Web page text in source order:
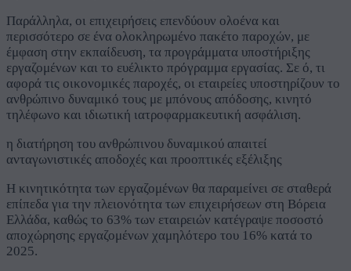
Παράλληλα, οι επιχειρήσεις επενδύουν ολοένα και
περισσότερο σε ένα ολοκληρωμένο πακέτο παροχών, με
έμφαση στην εκπαίδευση, τα προγράμματα υποστήριξης
εργαζομένων και το ευέλικτο πρόγραμμα εργασίας. Σε ό, τι
αφορά τις οικονομικές παροχές, οι εταιρείες υποστηρίζουν το
ανθρώπινο δυναμικό τους με μπόνους απόδοσης, κινητό
τηλέφωνο και ιδιωτική ιατροφαρμακευτική ασφάλιση.
η διατήρηση του ανθρώπινου δυναμικού απαιτεί
ανταγωνιστικές αποδοχές και προοπτικές εξέλιξης
Η κινητικότητα των εργαζομένων θα παραμείνει σε σταθερά
επίπεδα για την πλειονότητα των επιχειρήσεων στη Βόρεια
Ελλάδα, καθώς το 63% των εταιρειών κατέγραψε ποσοστό
αποχώρησης εργαζομένων χαμηλότερο του 16% κατά το
2025.